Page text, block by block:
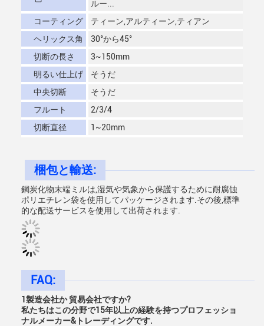
ルー...
コーティング
ティーン,アルティーン,ティアン
ヘリックス角
30°から45°
切断の長さ
3~150mm
明るい仕上げ
そうだ
中央切断
そうだ
フルート
2/3/4
切断直径
1~20mm
梱包と輸送:
鋼炭化物末端ミルは,湿気や気象から保護するために耐腐蚀
ポリエチレン袋を使用してパッケージされます.その後,標準
的な配送サービスを使用して出荷されます.
FAQ:
1製造会社か 貿易会社ですか?
私たちはこの分野で15年以上の経験を持つプロフェッショ
ナルメーカー&トレーディングです.